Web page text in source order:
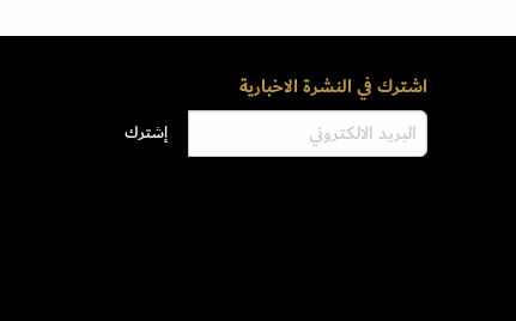
اشترك في النشرة الاخبارية